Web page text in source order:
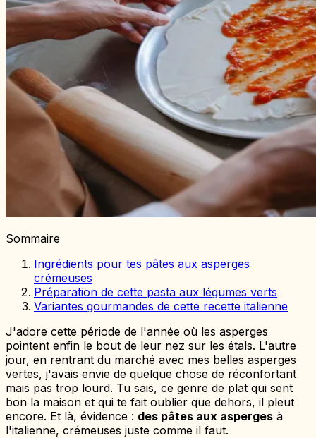
Sommaire
Ingrédients pour tes pâtes aux asperges
crémeuses
Préparation de cette pasta aux légumes verts
Variantes gourmandes de cette recette italienne
J'adore cette période de l'année où les asperges
pointent enfin le bout de leur nez sur les étals. L'autre
jour, en rentrant du marché avec mes belles asperges
vertes, j'avais envie de quelque chose de réconfortant
mais pas trop lourd. Tu sais, ce genre de plat qui sent
bon la maison et qui te fait oublier que dehors, il pleut
encore. Et là, évidence : des pâtes aux asperges à
l'italienne, crémeuses juste comme il faut.